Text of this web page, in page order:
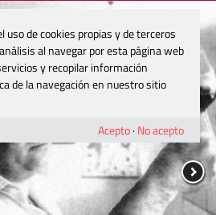
uso de cookies propias y de terceros
al navegar por esta página web
y recopilar información
de la navegación en nuestro sitio
Acepto· No acepto